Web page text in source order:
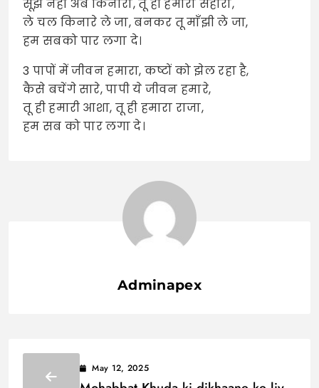
सूझे नहीं अब किनारा, तू ही हमारा सहारा,
ले चल किनारे ले जा, बनकर तू माँझी ले जा,
हम सबको पार लगा दे।
3 पापों में जीवन हमारा, कष्टों को झेल रहा है,
कैसे बचेंगे सारे, पापी ये जीवन हमारे,
तू ही हमारी आशा, तू ही हमारा राजा,
हम सब को पार लगा दे।
Adminapex
May 12, 2025